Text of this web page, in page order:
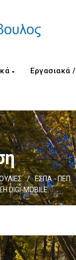
Εργασιακά
/ ΕΣΠΑ - ΠΕΠ
DIGI-MOBILE.